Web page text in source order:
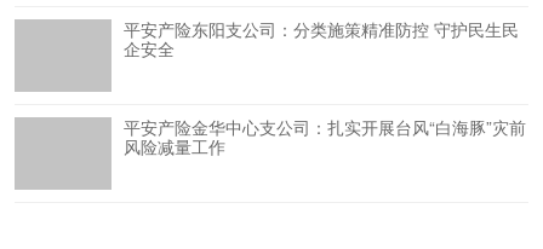
平安产险东阳支公司：分类施策精准防控 守护民生民
企安全
平安产险金华中心支公司：扎实开展台风“白海豚”灾前
风险减量工作